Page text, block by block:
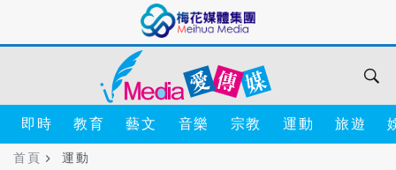
即時 教育 藝文 音樂 宗教 運動 旅遊
首頁 運動